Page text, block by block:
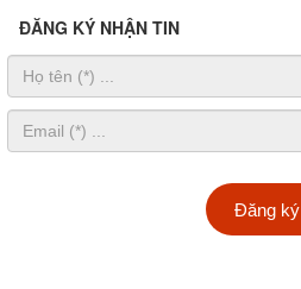
ĐĂNG KÝ NHẬN TIN
Đăng ký